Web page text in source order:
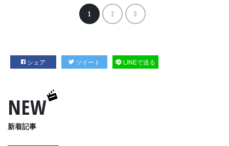
1 2 3
シェア ツイート LINEで送る
NEW
新着記事